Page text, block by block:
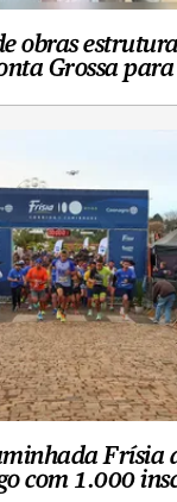
obras
Grossa
Frísia
com 1.000